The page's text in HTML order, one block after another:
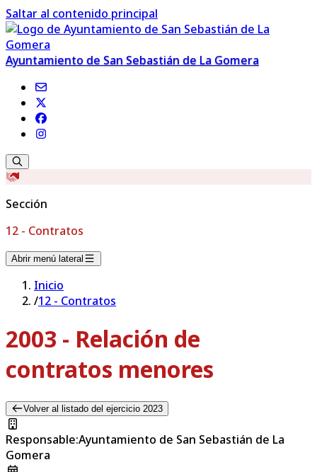
Saltar al contenido principal
Ayuntamiento de San Sebastián de La Gomera
Sección
12 - Contratos
Abrir menú lateral
Inicio
/12 - Contratos
2003 - Relación de
contratos menores
Volver al listado del ejercicio 2023
Responsable:Ayuntamiento de San Sebastián de La
Gomera